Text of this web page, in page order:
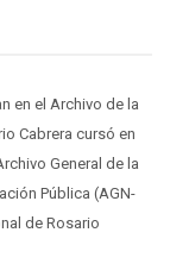
en el Archivo de la
Cabrera cursó en
General de la
Pública (AGN-
de Rosario